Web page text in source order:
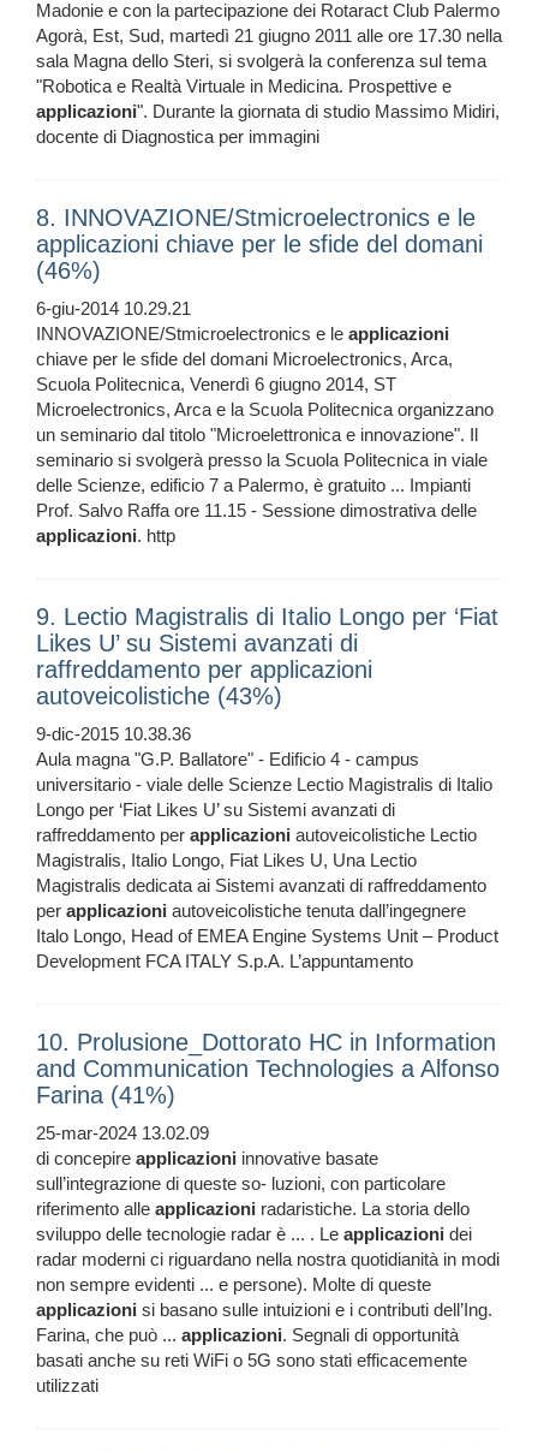
Madonie e con la partecipazione dei Rotaract Club Palermo
Agorà, Est, Sud, martedì 21 giugno 2011 alle ore 17.30 nella
sala Magna dello Steri, si svolgerà la conferenza sul tema
"Robotica e Realtà Virtuale in Medicina. Prospettive e
applicazioni". Durante la giornata di studio Massimo Midiri,
docente di Diagnostica per immagini
8. INNOVAZIONE/Stmicroelectronics e le
applicazioni chiave per le sfide del domani
(46%)
6-giu-2014 10.29.21
INNOVAZIONE/Stmicroelectronics e le applicazioni
chiave per le sfide del domani Microelectronics, Arca,
Scuola Politecnica, Venerdì 6 giugno 2014, ST
Microelectronics, Arca e la Scuola Politecnica organizzano
un seminario dal titolo "Microelettronica e innovazione". Il
seminario si svolgerà presso la Scuola Politecnica in viale
delle Scienze, edificio 7 a Palermo, è gratuito ... Impianti
Prof. Salvo Raffa ore 11.15 - Sessione dimostrativa delle
applicazioni. http
9. Lectio Magistralis di Italio Longo per ‘Fiat
Likes U’ su Sistemi avanzati di
raffreddamento per applicazioni
autoveicolistiche (43%)
9-dic-2015 10.38.36
Aula magna "G.P. Ballatore" - Edificio 4 - campus
universitario - viale delle Scienze Lectio Magistralis di Italio
Longo per ‘Fiat Likes U’ su Sistemi avanzati di
raffreddamento per applicazioni autoveicolistiche Lectio
Magistralis, Italio Longo, Fiat Likes U, Una Lectio
Magistralis dedicata ai Sistemi avanzati di raffreddamento
per applicazioni autoveicolistiche tenuta dall’ingegnere
Italo Longo, Head of EMEA Engine Systems Unit – Product
Development FCA ITALY S.p.A. L’appuntamento
10. Prolusione_Dottorato HC in Information
and Communication Technologies a Alfonso
Farina (41%)
25-mar-2024 13.02.09
di concepire applicazioni innovative basate
sull’integrazione di queste so- luzioni, con particolare
riferimento alle applicazioni radaristiche. La storia dello
sviluppo delle tecnologie radar è ... . Le applicazioni dei
radar moderni ci riguardano nella nostra quotidianità in modi
non sempre evidenti ... e persone). Molte di queste
applicazioni si basano sulle intuizioni e i contributi dell’Ing.
Farina, che può ... applicazioni. Segnali di opportunità
basati anche su reti WiFi o 5G sono stati efficacemente
utilizzati